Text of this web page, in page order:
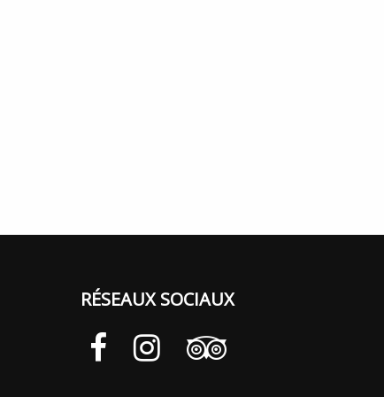
RÉSEAUX SOCIAUX